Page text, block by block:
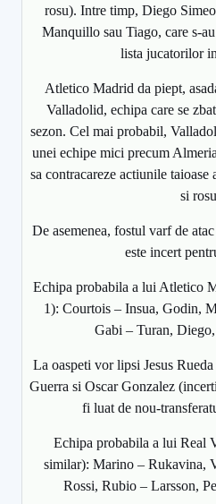
rosu). Intre timp, Diego
Manquillo sau Tiago, care s-
lista jucatorilor
Atletico Madrid da piept,
Valladolid, echipa care se
sezon. Cel mai probabil,
unei echipe mici precum
sa contracareze actiunile
si
De asemenea, fostul varf de
este incert
Echipa probabila a lui Atletico
1): Courtois – Insua, Godin,
Gabi – Turan,
La oaspeti vor lipsi Jesus
Guerra si Oscar Gonzalez
fi luat de nou-
Echipa probabila a lui Real
similar): Marino – Rukavina,
Rossi, Rubio – Larsson,